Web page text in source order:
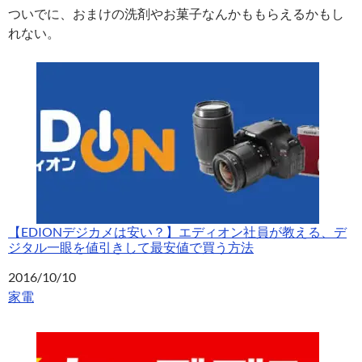
ついでに、おまけの洗剤やお菓子なんかももらえるかもし
れない。
【EDIONデジカメは安い？】エディオン社員が教える、デ
ジタル一眼を値引きして最安値で買う方法
日付
2016/10/10
関連理由
家電